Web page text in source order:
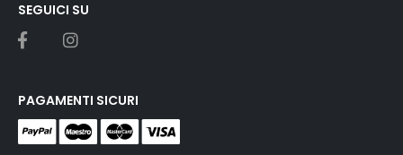
SEGUICI SU
PAGAMENTI SICURI